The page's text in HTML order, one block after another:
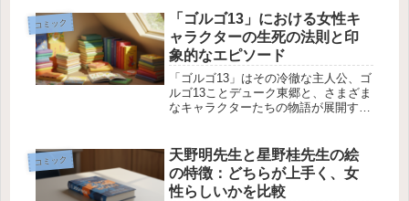
コミック
「ゴルゴ13」における女性キ
ャラクターの生死の法則と印
象的なエピソード
「ゴルゴ13」はその冷徹な主人公、ゴ
ルゴ13ことデューク東郷と、さまざま
なキャラクターたちの物語が展開する
う印象を受けることがあります。しか
し、時折生き残る女性キャラクター...
コミック
天野明先生と星野桂先生の絵
の特徴：どちらが上手く、女
性らしいかを比較